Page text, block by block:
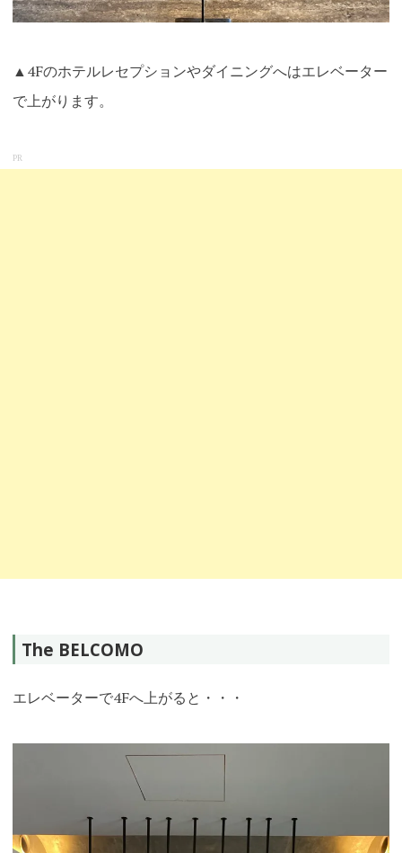
▲4Fのホテルレセプションやダイニングへはエレベーター
で上がります。
PR
The BELCOMO
エレベーターで4Fへ上がると・・・